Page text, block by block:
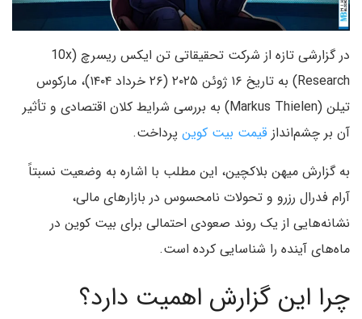
در گزارشی تازه از شرکت تحقیقاتی تن ایکس ریسرچ (10x
Research) به تاریخ ۱۶ ژوئن ۲۰۲۵ (۲۶ خرداد ۱۴۰۴)، مارکوس
تیلن (Markus Thielen) به بررسی شرایط کلان اقتصادی و تأثیر
آن بر چشم‌انداز قیمت بیت کوین پرداخت.
به گزارش میهن بلاکچین، این مطلب با اشاره به وضعیت نسبتاً
آرام فدرال رزرو و تحولات نامحسوس در بازارهای مالی،
نشانه‌هایی از یک روند صعودی احتمالی برای بیت کوین در
ماه‌های آینده را شناسایی کرده است.
چرا این گزارش اهمیت دارد؟